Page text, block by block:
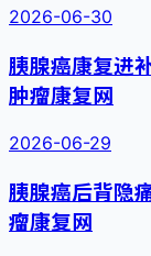
2026-06-30
胰腺癌康复进
肿瘤康复网
2026-06-29
胰腺癌后背隐
瘤康复网